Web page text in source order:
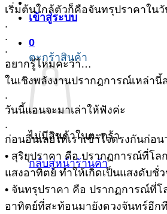
เข้าสู่ระบบ
0
ตะกร้าสินค้า
ไม่มีสินค้าในตะกร้า
กลับสู่หน้าร้านค้า
เริ่มต้นใกล้ตัวก็คือจันทรุปราคาใน
.
.
.
อยากรู้ไหมคะว่า…
ในเชิงพลังงานปรากฎการณ์เหล่านี้
.
วันนี้แอนจะมาเล่าให้ฟังค่ะ
.
ก่อนอื่นเลยให้เราเข้าใจตรงกันก่อน
• สุริยุปราคา คือ ปรากฏการณ์ที่โล
แสงอาทิตย์ ทำให้เกิดเป็นแสงดับชั่
• จันทรุปราคา คือ ปรากฏการณ์ที่โ
อาทิตย์ที่สะท้อนมายังดวงจันทร์อีก